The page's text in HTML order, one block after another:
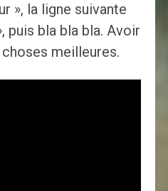
», la ligne suivante
puis bla bla bla. Avoir
meilleures.